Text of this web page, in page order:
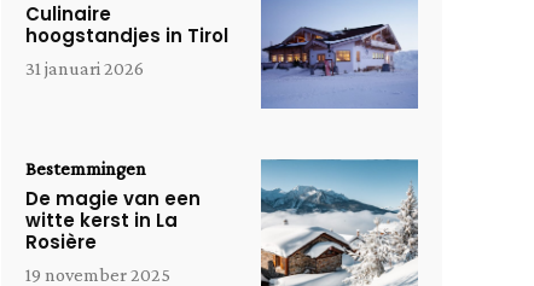
Culinaire
hoogstandjes in Tirol
31 januari 2026
Bestemmingen
De magie van een
witte kerst in La
Rosière
19 november 2025